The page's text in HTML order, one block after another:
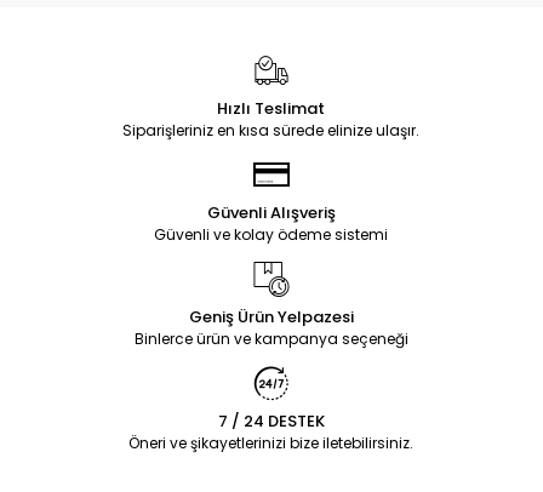
Hızlı Teslimat
Siparişleriniz en kısa sürede elinize ulaşır.
Güvenli Alışveriş
Güvenli ve kolay ödeme sistemi
Geniş Ürün Yelpazesi
Binlerce ürün ve kampanya seçeneği
7 / 24 DESTEK
Öneri ve şikayetlerinizi bize iletebilirsiniz.